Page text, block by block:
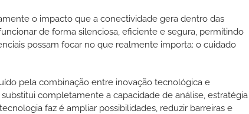
o impacto que a conectividade gera dentro das
de forma silenciosa, eficiente e segura, permitindo
possam focar no que realmente importa: o cuidado
pela combinação entre inovação tecnológica e
completamente a capacidade de análise, estratégia
faz é ampliar possibilidades, reduzir barreiras e